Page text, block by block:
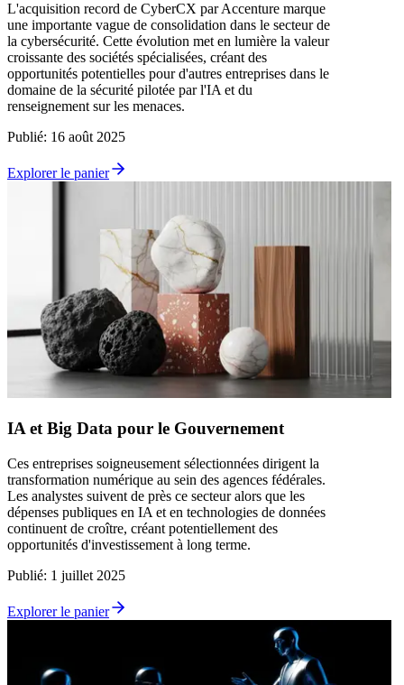
L'acquisition record de CyberCX par Accenture marque
une importante vague de consolidation dans le secteur de
la cybersécurité. Cette évolution met en lumière la valeur
croissante des sociétés spécialisées, créant des
opportunités potentielles pour d'autres entreprises dans le
domaine de la sécurité pilotée par l'IA et du
renseignement sur les menaces.
Publié: 16 août 2025
Explorer le panier
IA et Big Data pour le Gouvernement
Ces entreprises soigneusement sélectionnées dirigent la
transformation numérique au sein des agences fédérales.
Les analystes suivent de près ce secteur alors que les
dépenses publiques en IA et en technologies de données
continuent de croître, créant potentiellement des
opportunités d'investissement à long terme.
Publié: 1 juillet 2025
Explorer le panier